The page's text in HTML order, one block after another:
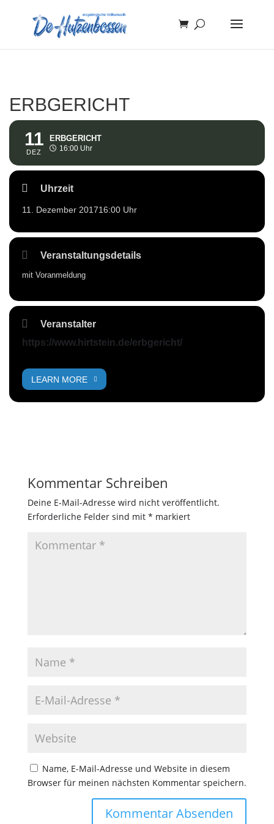
ERBGERICHT
11
DEZ
ERBGERICHT
16:00 Uhr
Uhrzeit
11. Dezember 201716:00 Uhr
Veranstaltungsdetails
mit Voranmeldung
Veranstalter
https://www.hirtstein.de/erbgericht/
LEARN MORE
Kommentar Schreiben
Deine E-Mail-Adresse wird nicht veröffentlicht.
Erforderliche Felder sind mit * markiert
Name, E-Mail-Adresse und Website in diesem
Browser für meinen nächsten Kommentar speichern.